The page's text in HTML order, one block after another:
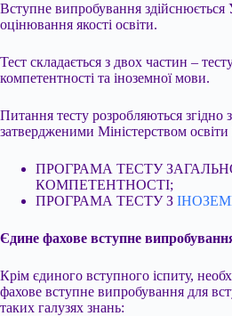
Вступне випробування здійснюється
оцінювання якості освіти.
Тест складається з двох частин –
компетентності та іноземної мови.
Питання тесту розробляються згідно
затвердженими Міністерством освіти
ПРОГРАМА ТЕСТУ
КОМПЕТЕНТНОСТІ;
ПРОГРАМА ТЕСТУ З
Єдине фахове вступне
Крім єдиного вступного іспиту,
фахове вступне випробування для
таких галузях знань: